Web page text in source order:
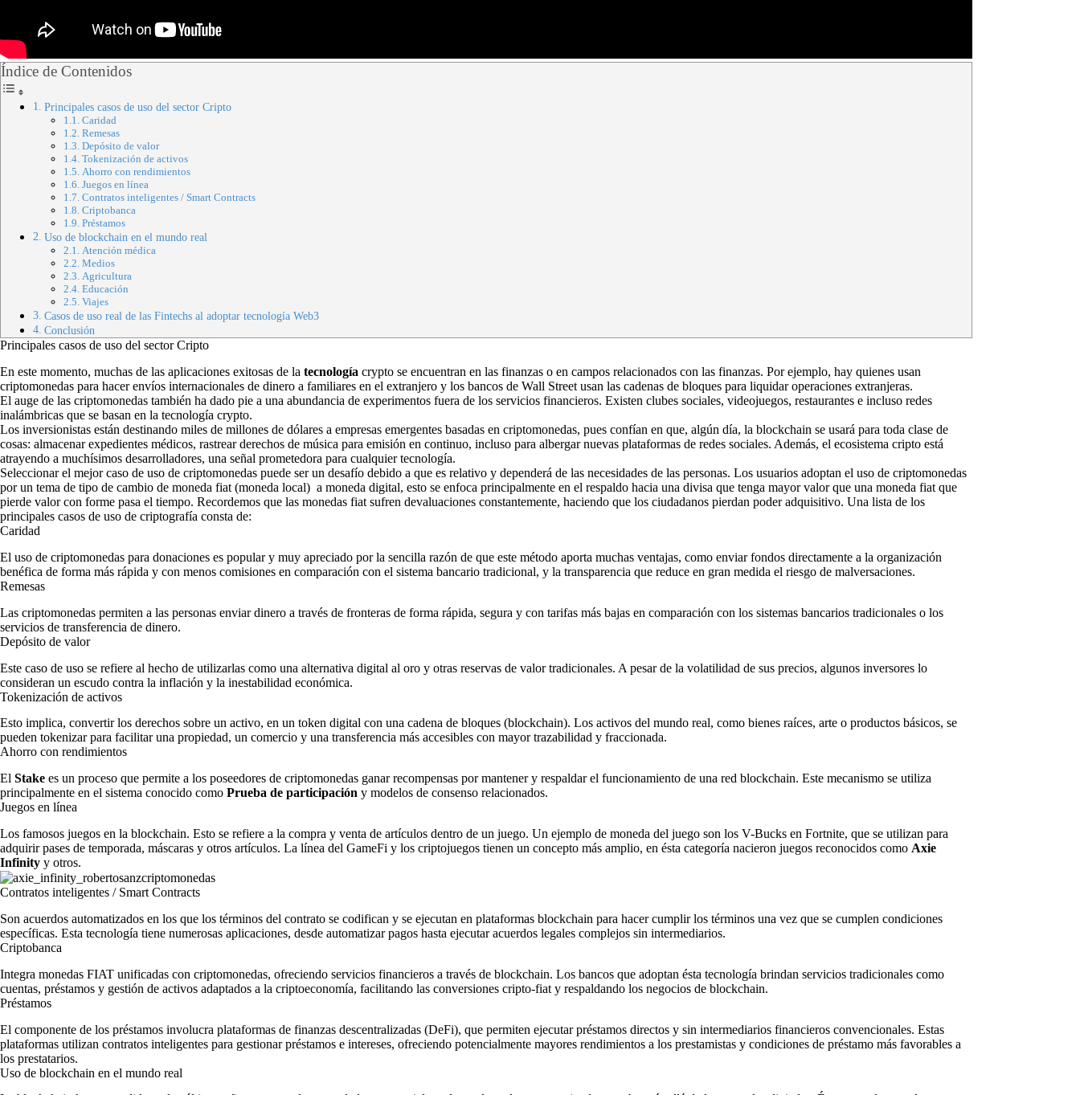
Índice de Contenidos
Principales casos de uso del sector Cripto
Caridad
Remesas
Depósito de valor
Tokenización de activos
Ahorro con rendimientos
Juegos en línea
Contratos inteligentes / Smart Contracts
Criptobanca
Préstamos
Uso de blockchain en el mundo real
Atención médica
Medios
Agricultura
Educación
Viajes
Casos de uso real de las Fintechs al adoptar tecnología Web3
Conclusión
Principales casos de uso del sector Cripto
En este momento, muchas de las aplicaciones exitosas de la tecnología crypto se encuentran en las finanzas o en campos relacionados con las finanzas. Por ejemplo, hay quienes usan
criptomonedas para hacer envíos internacionales de dinero a familiares en el extranjero y los bancos de Wall Street usan las cadenas de bloques para liquidar operaciones extranjeras.
El auge de las criptomonedas también ha dado pie a una abundancia de experimentos fuera de los servicios financieros. Existen clubes sociales, videojuegos, restaurantes e incluso redes
inalámbricas que se basan en la tecnología crypto.
Los inversionistas están destinando miles de millones de dólares a empresas emergentes basadas en criptomonedas, pues confían en que, algún día, la blockchain se usará para toda clase de
cosas: almacenar expedientes médicos, rastrear derechos de música para emisión en continuo, incluso para albergar nuevas plataformas de redes sociales. Además, el ecosistema cripto está
atrayendo a muchísimos desarrolladores, una señal prometedora para cualquier tecnología.
Seleccionar el mejor caso de uso de criptomonedas puede ser un desafío debido a que es relativo y dependerá de las necesidades de las personas. Los usuarios adoptan el uso de criptomonedas
por un tema de tipo de cambio de moneda fiat (moneda local) a moneda digital, esto se enfoca principalmente en el respaldo hacia una divisa que tenga mayor valor que una moneda fiat que
pierde valor con forme pasa el tiempo. Recordemos que las monedas fiat sufren devaluaciones constantemente, haciendo que los ciudadanos pierdan poder adquisitivo. Una lista de los
principales casos de uso de criptografía consta de:
Caridad
El uso de criptomonedas para donaciones es popular y muy apreciado por la sencilla razón de que este método aporta muchas ventajas, como enviar fondos directamente a la organización
benéfica de forma más rápida y con menos comisiones en comparación con el sistema bancario tradicional, y la transparencia que reduce en gran medida el riesgo de malversaciones.
Remesas
Las criptomonedas permiten a las personas enviar dinero a través de fronteras de forma rápida, segura y con tarifas más bajas en comparación con los sistemas bancarios tradicionales o los
servicios de transferencia de dinero.
Depósito de valor
Este caso de uso se refiere al hecho de utilizarlas como una alternativa digital al oro y otras reservas de valor tradicionales. A pesar de la volatilidad de sus precios, algunos inversores lo
consideran un escudo contra la inflación y la inestabilidad económica.
Tokenización de activos
Esto implica, convertir los derechos sobre un activo, en un token digital con una cadena de bloques (blockchain). Los activos del mundo real, como bienes raíces, arte o productos básicos, se
pueden tokenizar para facilitar una propiedad, un comercio y una transferencia más accesibles con mayor trazabilidad y fraccionada.
Ahorro con rendimientos
El Stake es un proceso que permite a los poseedores de criptomonedas ganar recompensas por mantener y respaldar el funcionamiento de una red blockchain. Este mecanismo se utiliza
principalmente en el sistema conocido como Prueba de participación y modelos de consenso relacionados.
Juegos en línea
Los famosos juegos en la blockchain. Esto se refiere a la compra y venta de artículos dentro de un juego. Un ejemplo de moneda del juego son los V-Bucks en Fortnite, que se utilizan para
adquirir pases de temporada, máscaras y otros artículos. La línea del GameFi y los criptojuegos tienen un concepto más amplio, en ésta categoría nacieron juegos reconocidos como Axie
Infinity y otros.
Contratos inteligentes / Smart Contracts
Son acuerdos automatizados en los que los términos del contrato se codifican y se ejecutan en plataformas blockchain para hacer cumplir los términos una vez que se cumplen condiciones
específicas. Esta tecnología tiene numerosas aplicaciones, desde automatizar pagos hasta ejecutar acuerdos legales complejos sin intermediarios.
Criptobanca
Integra monedas FIAT unificadas con criptomonedas, ofreciendo servicios financieros a través de blockchain. Los bancos que adoptan ésta tecnología brindan servicios tradicionales como
cuentas, préstamos y gestión de activos adaptados a la criptoeconomía, facilitando las conversiones cripto-fiat y respaldando los negocios de blockchain.
Préstamos
El componente de los préstamos involucra plataformas de finanzas descentralizadas (DeFi), que permiten ejecutar préstamos directos y sin intermediarios financieros convencionales. Estas
plataformas utilizan contratos inteligentes para gestionar préstamos e intereses, ofreciendo potencialmente mayores rendimientos a los prestamistas y condiciones de préstamo más favorables a
los prestatarios.
Uso de blockchain en el mundo real